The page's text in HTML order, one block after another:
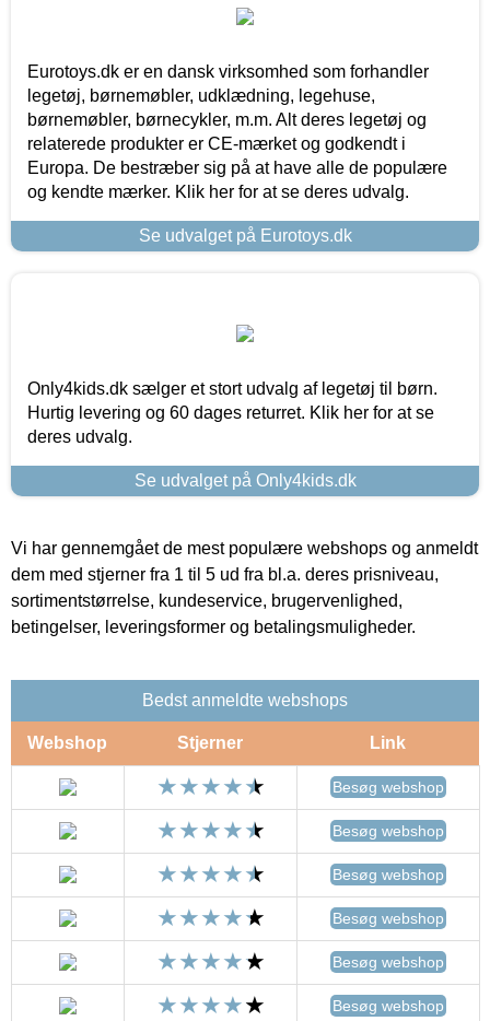
Eurotoys.dk er en dansk virksomhed som forhandler
legetøj, børnemøbler, udklædning, legehuse,
børnemøbler, børnecykler, m.m. Alt deres legetøj og
relaterede produkter er CE-mærket og godkendt i
Europa. De bestræber sig på at have alle de populære
og kendte mærker. Klik her for at se deres udvalg.
Se udvalget på Eurotoys.dk
Only4kids.dk sælger et stort udvalg af legetøj til børn.
Hurtig levering og 60 dages returret. Klik her for at se
deres udvalg.
Se udvalget på Only4kids.dk
Vi har gennemgået de mest populære webshops og anmeldt
dem med stjerner fra 1 til 5 ud fra bl.a. deres prisniveau,
sortimentstørrelse, kundeservice, brugervenlighed,
betingelser, leveringsformer og betalingsmuligheder.
Bedst anmeldte webshops
Webshop Stjerner Link
Besøg webshop
Besøg webshop
Besøg webshop
Besøg webshop
Besøg webshop
Besøg webshop